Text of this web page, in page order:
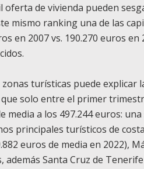
oferta de vivienda pueden
mismo ranking una de las
en 2007 vs. 190.270 euros
turísticas puede explicar
que solo entre el primer
media a los 497.244 euros:
principales turísticos de
euros de media en 2022),
además Santa Cruz de